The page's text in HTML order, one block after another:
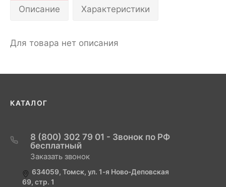
Описание Характеристики
Для товара нет описания
КАТАЛОГ
8 (800) 302 79 01 - Звонок по РФ
бесплатный
Заказать звонок
634059, Томск, ул. 1-я Ново-Деповская
69, стр. 1